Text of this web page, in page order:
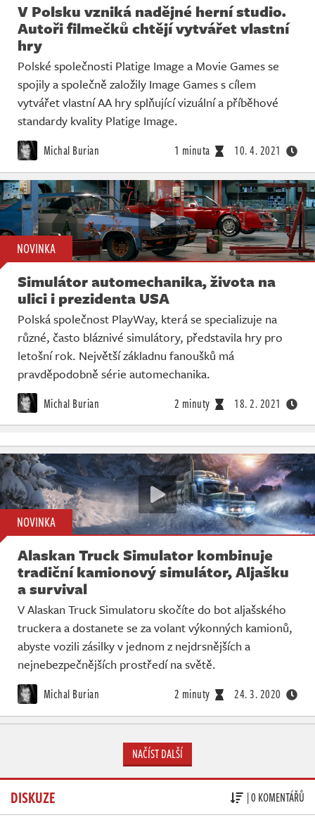
V Polsku vzniká nadějné herní studio.
Autoři filmečků chtějí vytvářet vlastní
hry
Polské společnosti Platige Image a Movie Games se
spojily a společně založily Image Games s cílem
vytvářet vlastní AA hry splňující vizuální a příběhové
standardy kvality Platige Image.
Michal Burian 1 minuta 10. 4. 2021
NOVINKA
Simulátor automechanika, života na
ulici i prezidenta USA
Polská společnost PlayWay, která se specializuje na
různé, často bláznivé simulátory, představila hry pro
letošní rok. Největší základnu fanoušků má
pravděpodobně série automechanika.
Michal Burian 2 minuty 18. 2. 2021
NOVINKA
Alaskan Truck Simulator kombinuje
tradiční kamionový simulátor, Aljašku
a survival
V Alaskan Truck Simulatoru skočíte do bot aljašského
truckera a dostanete se za volant výkonných kamionů,
abyste vozili zásilky v jednom z nejdrsnějších a
nejnebezpečnějších prostředí na světě.
Michal Burian 2 minuty 24. 3. 2020
NAČÍST DALŠÍ
DISKUZE | 0 KOMENTÁŘŮ